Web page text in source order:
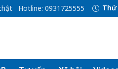
Hotline: 0931725555 Thứ